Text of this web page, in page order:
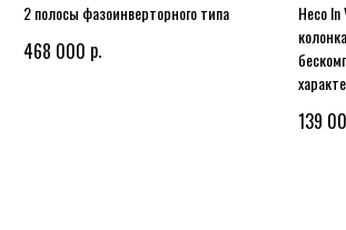
2 полосы фазоинверторного типа
468 000 р.
Heco
139